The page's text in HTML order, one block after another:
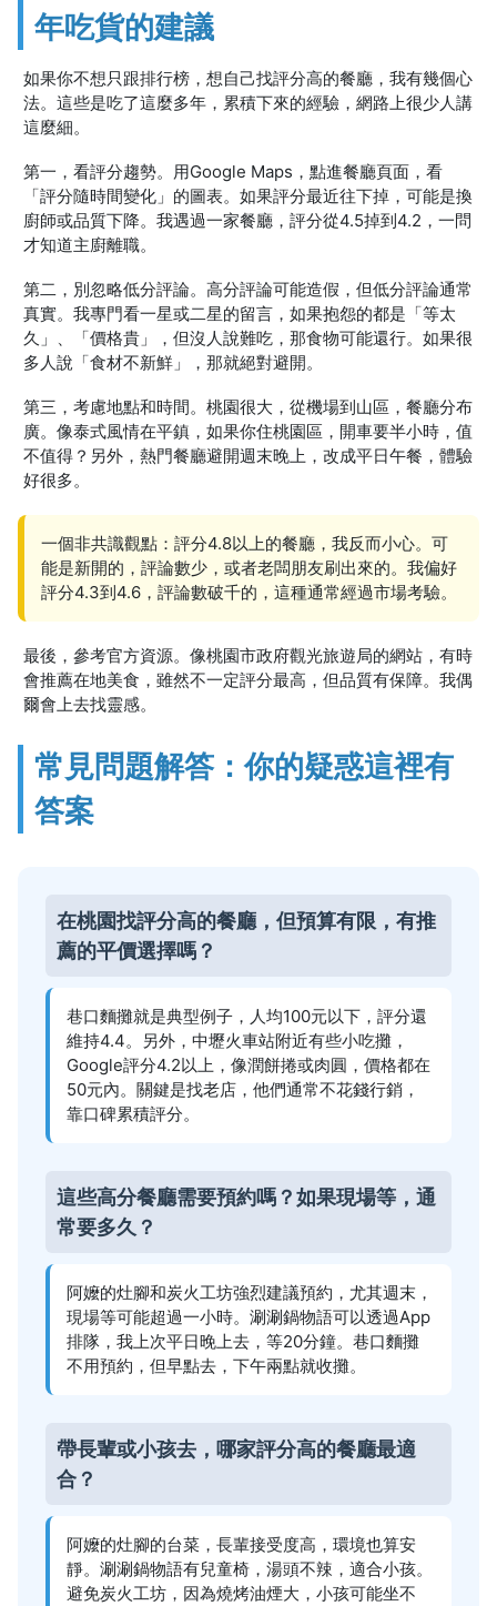
年吃貨的建議
如果你不想只跟排行榜，想自己找評分高的餐廳，我有幾個心
法。這些是吃了這麼多年，累積下來的經驗，網路上很少人講
這麼細。
第一，看評分趨勢。用Google Maps，點進餐廳頁面，看
「評分隨時間變化」的圖表。如果評分最近往下掉，可能是換
廚師或品質下降。我遇過一家餐廳，評分從4.5掉到4.2，一問
才知道主廚離職。
第二，別忽略低分評論。高分評論可能造假，但低分評論通常
真實。我專門看一星或二星的留言，如果抱怨的都是「等太
久」、「價格貴」，但沒人說難吃，那食物可能還行。如果很
多人說「食材不新鮮」，那就絕對避開。
第三，考慮地點和時間。桃園很大，從機場到山區，餐廳分布
廣。像泰式風情在平鎮，如果你住桃園區，開車要半小時，值
不值得？另外，熱門餐廳避開週末晚上，改成平日午餐，體驗
好很多。
一個非共識觀點：評分4.8以上的餐廳，我反而小心。可
能是新開的，評論數少，或者老闆朋友刷出來的。我偏好
評分4.3到4.6，評論數破千的，這種通常經過市場考驗。
最後，參考官方資源。像桃園市政府觀光旅遊局的網站，有時
會推薦在地美食，雖然不一定評分最高，但品質有保障。我偶
爾會上去找靈感。
常見問題解答：你的疑惑這裡有
答案
在桃園找評分高的餐廳，但預算有限，有推
薦的平價選擇嗎？
巷口麵攤就是典型例子，人均100元以下，評分還
維持4.4。另外，中壢火車站附近有些小吃攤，
Google評分4.2以上，像潤餅捲或肉圓，價格都在
50元內。關鍵是找老店，他們通常不花錢行銷，
靠口碑累積評分。
這些高分餐廳需要預約嗎？如果現場等，通
常要多久？
阿嬤的灶腳和炭火工坊強烈建議預約，尤其週末，
現場等可能超過一小時。涮涮鍋物語可以透過App
排隊，我上次平日晚上去，等20分鐘。巷口麵攤
不用預約，但早點去，下午兩點就收攤。
帶長輩或小孩去，哪家評分高的餐廳最適
合？
阿嬤的灶腳的台菜，長輩接受度高，環境也算安
靜。涮涮鍋物語有兒童椅，湯頭不辣，適合小孩。
避免炭火工坊，因為燒烤油煙大，小孩可能坐不